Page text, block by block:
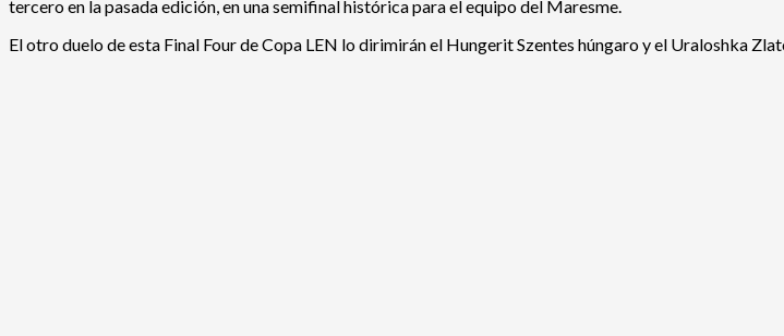
tercero en la pasada edición, en una semifinal histórica para el equipo del Maresme.
El otro duelo de esta Final Four de Copa LEN lo dirimirán el Hungerit Szentes húngaro y el Uraloshka